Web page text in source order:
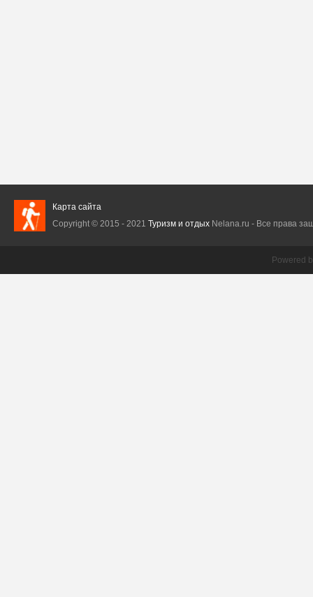
Карта сайта
Copyright © 2015 - 2021 Туризм и отдыхNelana.ru - Все права
Powered